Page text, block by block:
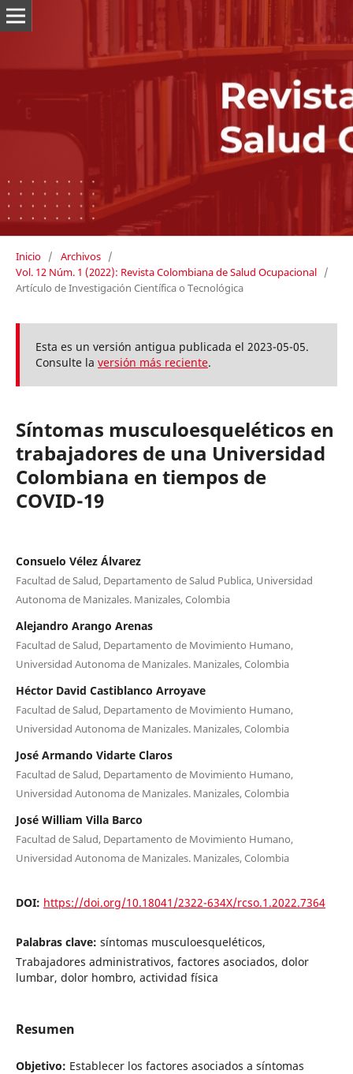
Inicio / Archivos /
Vol. 12 Núm. 1 (2022): Revista Colombiana de Salud Ocupacional /
Artículo de Investigación Científica o Tecnológica
Esta es un versión antigua publicada el 2023-05-05.
Consulte la versión más reciente.
Síntomas musculoesqueléticos en
trabajadores de una Universidad
Colombiana en tiempos de
COVID-19
Consuelo Vélez Álvarez
Facultad de Salud, Departamento de Salud Publica, Universidad
Autonoma de Manizales. Manizales, Colombia
Alejandro Arango Arenas
Facultad de Salud, Departamento de Movimiento Humano,
Universidad Autonoma de Manizales. Manizales, Colombia
Héctor David Castiblanco Arroyave
Facultad de Salud, Departamento de Movimiento Humano,
Universidad Autonoma de Manizales. Manizales, Colombia
José Armando Vidarte Claros
Facultad de Salud, Departamento de Movimiento Humano,
Universidad Autonoma de Manizales. Manizales, Colombia
José William Villa Barco
Facultad de Salud, Departamento de Movimiento Humano,
Universidad Autonoma de Manizales. Manizales, Colombia
DOI: https://doi.org/10.18041/2322-634X/rcso.1.2022.7364
Palabras clave: síntomas musculoesqueléticos,
Trabajadores administrativos, factores asociados, dolor
lumbar, dolor hombro, actividad física
Resumen
Objetivo: Establecer los factores asociados a síntomas